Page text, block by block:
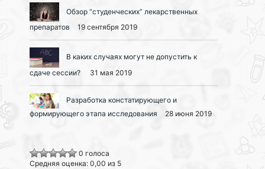
Обзор “студенческих” лекарственных
препаратов
19 сентября 2019
В каких случаях могут не допустить к
сдаче сессии?
31 мая 2019
Разработка констатирующего и
формирующего этапа исследования
28 июня 2019
0 голоса
Средняя оценка: 0,00 из 5